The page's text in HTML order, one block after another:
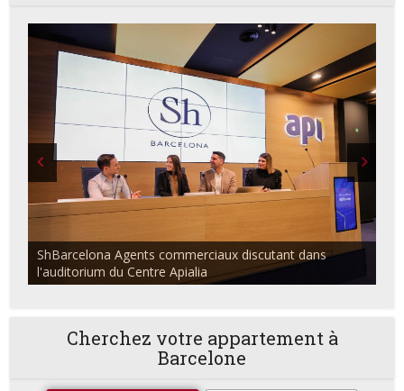
ShBarcelona Agents commerciaux discutant dans
l'auditorium du Centre Apialia
Cherchez votre appartement à
Barcelone